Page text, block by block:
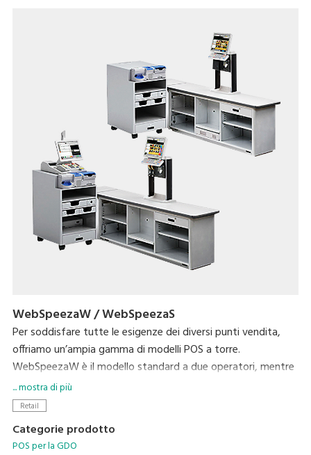
WebSpeezaW / WebSpeezaS
Per soddisfare tutte le esigenze dei diversi punti vendita,
offriamo un’ampia gamma di modelli POS a torre.
WebSpeezaW è il modello standard a due operatori, mentre
WebSpeezaS è il modello ad operatore singolo.
Grazie alle sue funzionalità uniche, WebSpeezaW può servire
così occuparsi di tre transazioni in una volta.
... mostra di più
Retail
Categorie prodotto
POS per la GDO